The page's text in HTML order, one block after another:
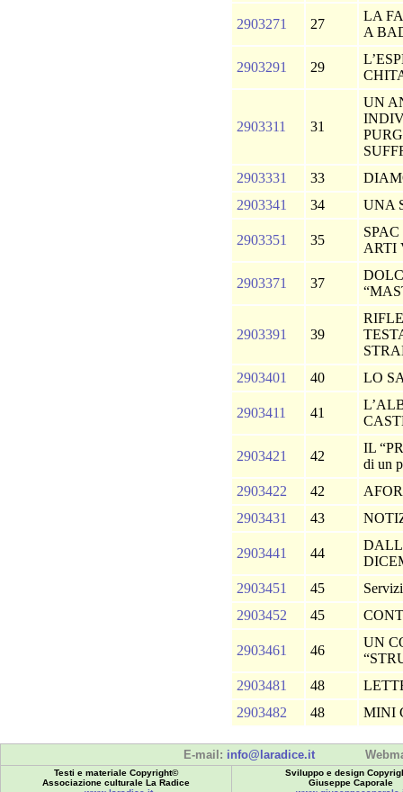
2903271 27
LA
A
2903291 29
2903311 31
UN
2903331
33
2903341
34 UNA
2903351 35
ARTI
2903371 37
2903391 39
2903401
40 LO
2903411 41
2903421 42
IL
di un
2903422
42
2903431
43
2903441 44
2903451
45
2903452
45
2903461 46
UN
2903481
48
2903482
48 MINI
E-mail: info@laradice.it
Testi e materiale Copyright©
Associazione culturale La Radice
Sviluppo e design
Giuseppe Caporale